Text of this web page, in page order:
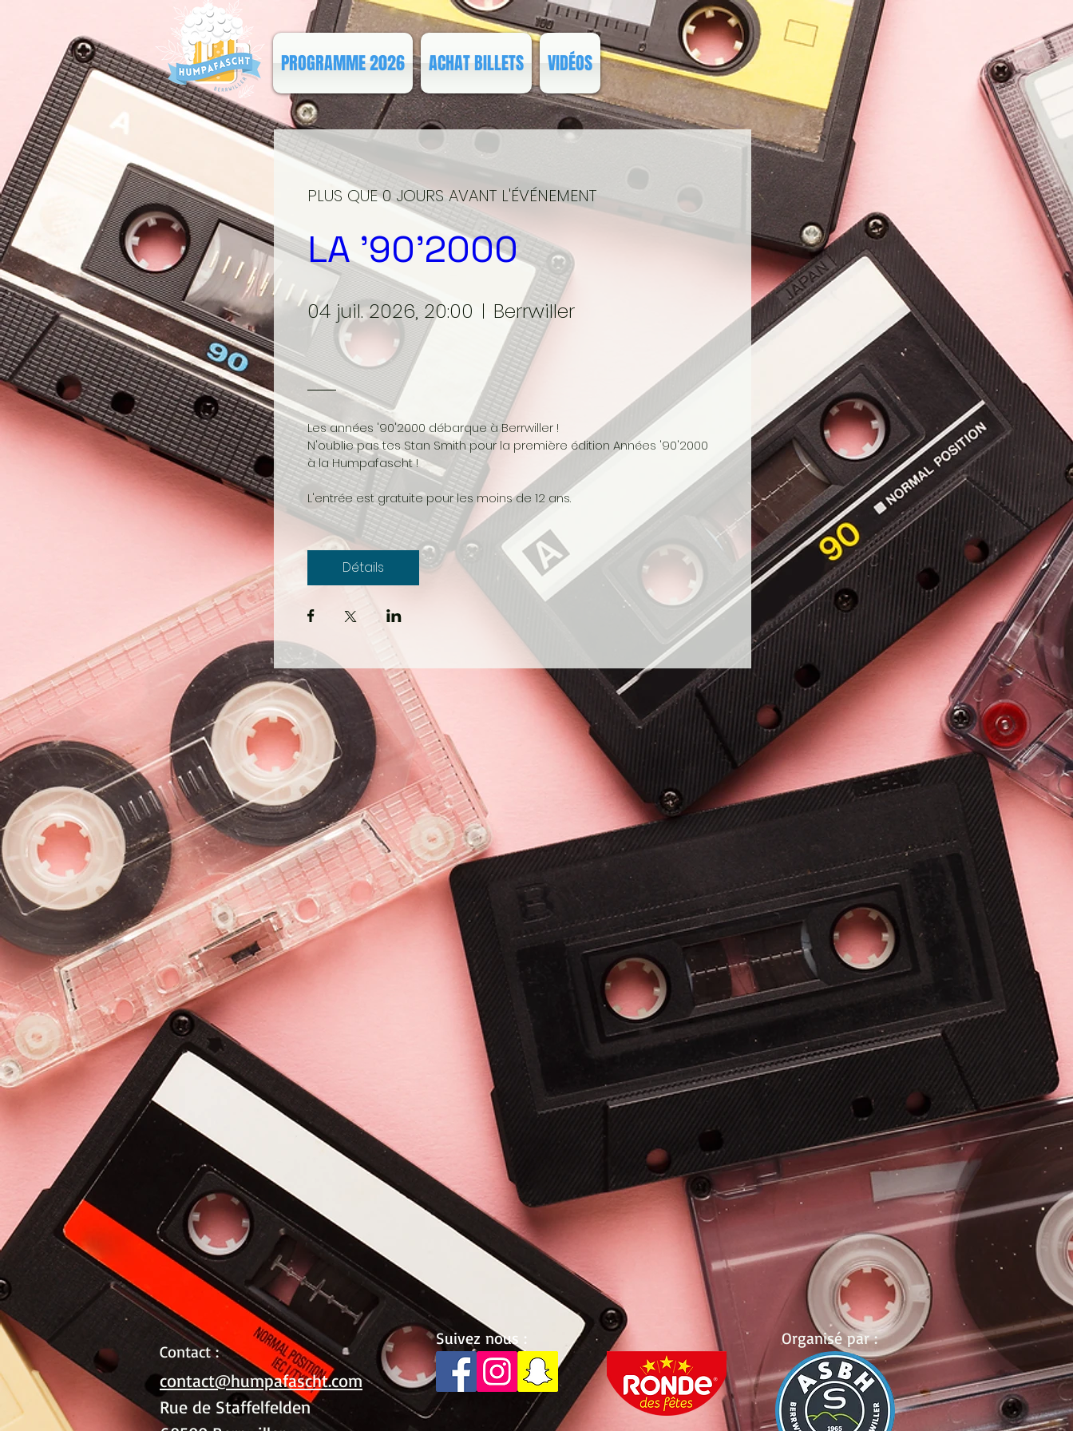
PROGRAMME 2026 ACHAT BILLETS VIDÉOS
PLUS QUE 0 JOURS AVANT L'ÉVÉNEMENT
LA '90'2000
04 juil. 2026, 20:00 Berrwiller
Les années '90'2000 débarque à Berrwiller !
N'oublie pas tes Stan Smith pour la première édition Années '90'2000
à la Humpafascht !
L'entrée est gratuite pour les moins de 12 ans.
Détails
contact@humpafascht.com
Rue de Staffelfelden
Contact :
Suivez nous : Organisé par :